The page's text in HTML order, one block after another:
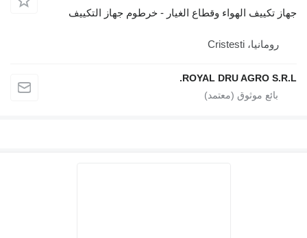
جهاز تكييف الهواء وقطاع الغيار - خرطوم جهاز التكييف
رومانيا، Cristesti
ROYAL DRU AGRO S.R.L.